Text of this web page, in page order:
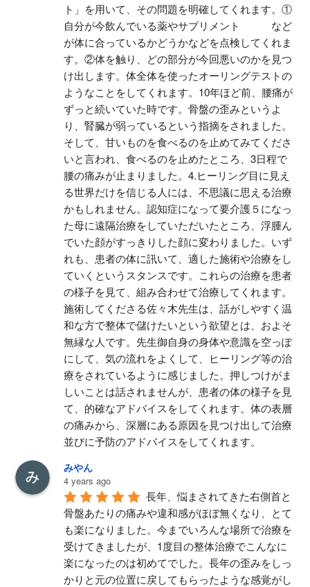
ト」を用いて、その問題を明確してくれます。①
自分が今飲んでいる薬やサプリメント　　　など
が体に合っているかどうかなどを点検してくれま
す。②体を触り、どの部分が今回悪いのかを見つ
け出します。体全体を使ったオーリングテストの
ようなことをしてくれます。10年ほど前、腰痛が
ずっと続いていた時です。骨盤の歪みというよ
り、腎臓が弱っているという指摘をされました。
そして、甘いものを食べるのを止めてみてくださ
いと言われ、食べるのを止めたところ、3日程で
腰の痛みが止まりました。4.ヒーリング目に見え
る世界だけを信じる人には、不思議に思える治療
かもしれません。認知症になって要介護５になっ
た母に遠隔治療をしていただいたところ、浮腫ん
でいた顔がすっきりした顔に変わりました。いず
れも、患者の体に訊いて、適した施術や治療をし
ていくというスタンスです。これらの治療を患者
の様子を見て、組み合わせて治療してくれます。
施術してくださる佐々木先生は、話がしやすく温
和な方で整体で儲けたいという欲望とは、およそ
無縁な人です。先生御自身の身体や意識を空っぽ
にして、気の流れをよくして、ヒーリング等の治
療をされているように感じました。押しつけがま
しいことは話されませんが、患者の体の様子を見
て、的確なアドバイスをしてくれます。体の表層
の痛みから、深層にある原因を見つけ出して治療
並びに予防のアドバイスをしてくれます。
みやん
4 years ago
長年、悩まされてきた右側首と
骨盤あたりの痛みや違和感がほぼ無くなり、とて
も楽になりました。今までいろんな場所で治療を
受けてきましたが、1度目の整体治療でこんなに
楽になったのは初めてでした。長年の歪みをしっ
かりと元の位置に戻してもらったような感覚がし